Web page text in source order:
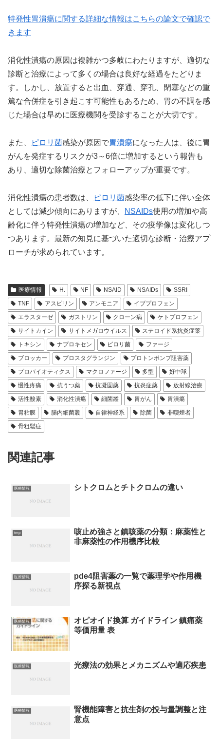
特発性胃潰瘍に関する詳細な情報はこちらの論文で確認で
きます
消化性潰瘍の原因は複雑かつ多岐にわたりますが、適切な
診断と治療によって多くの場合は良好な経過をたどりま
す。しかし、放置すると出血、穿通、穿孔、閉塞などの重
篤な合併症を引き起こす可能性もあるため、胃の不調を感
じた場合は早めに医療機関を受診することが大切です。
また、 ピロリ菌感染が原因で胃潰瘍になった人は、後に胃
がんを発症するリスクが3～6倍に増加するという報告も
あり、適切な除菌治療とフォローアップが重要です。
消化性潰瘍の患者数は、 ピロリ菌感染率の低下に伴い全体
としては減少傾向にありますが、
NSAIDs使用の増加や高
齢化に伴う特発性潰瘍の増加など、その疫学像は変化しつ
つあります。最新の知見に基づいた適切な診断・治療アプ
ローチが求められています。
医療情報 H. NF NSAID NSAIDs
SSRI
TNF
アスピリン アンモニア
イブプロフェン
エラスターゼ
ガストリン クローン病
ケトプロフェン
サイトカイン
サイトメガロウイルス
ステロイド系抗炎症薬
トキシン
ナプロキセン ピロリ菌
ファージ
ブロッカー
プロスタグランジン
プロトンポンプ阻害薬
プロバイオティクス
マクロファージ 多型
好中球
慢性疼痛
抗うつ薬 抗凝固薬 抗炎症薬
放射線治療
活性酸素
消化性潰瘍 細菌叢 胃がん
胃潰瘍
胃粘膜
腸内細菌叢 自律神経系 除菌
非喫煙者
骨粗鬆症
関連記事
医療情報 シトクロムとチトクロムの違い
tmp
咳止め強さと鎮咳薬の分類：麻薬性と
非麻薬性の作用機序比較
医療情報
pde4阻害薬の一覧で薬理学や作用機
序探る新視点
医療情報
オピオイド換算 ガイドライン 鎮痛薬
等価用量 表
医療情報 光療法の効果とメカニズムや適応疾患
医療情報
腎機能障害と抗生剤の投与量調整と注
意点